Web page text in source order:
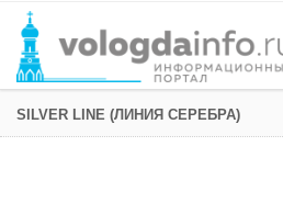
SILVER LINE (ЛИНИЯ СЕРЕБРА)